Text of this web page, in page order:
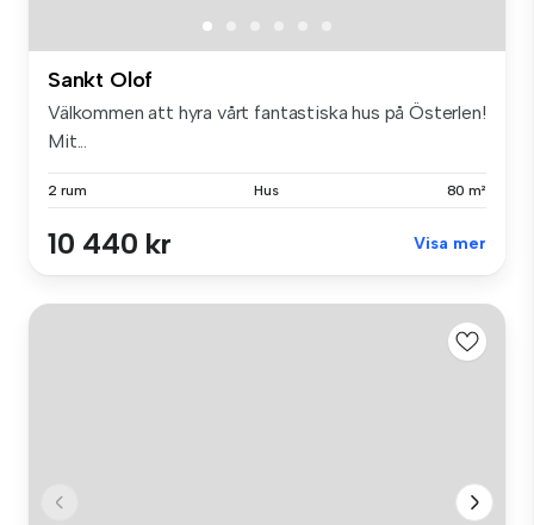
Sankt Olof
Välkommen att hyra vårt fantastiska hus på Österlen!
Mit...
2 rum Hus 80 m²
10 440 kr Visa mer